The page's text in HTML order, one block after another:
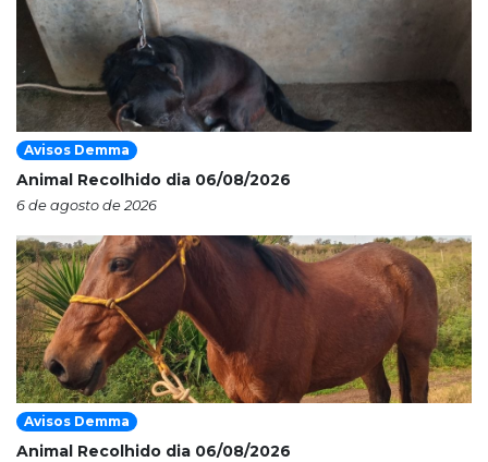
Avisos Demma
Animal Recolhido dia 06/08/2026
6 de agosto de 2026
Avisos Demma
Animal Recolhido dia 06/08/2026